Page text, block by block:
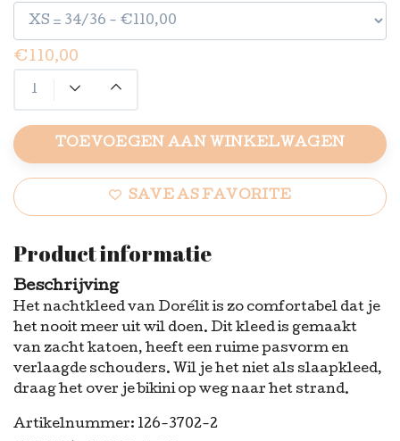
€110,00
TOEVOEGEN AAN WINKELWAGEN
SAVE AS FAVORITE
Product informatie
Beschrijving
Het nachtkleed van Dorélit is zo comfortabel dat je
het nooit meer uit wil doen. Dit kleed is gemaakt
van zacht katoen, heeft een ruime pasvorm en
verlaagde schouders. Wil je het niet als slaapkleed,
draag het over je bikini op weg naar het strand.
Artikelnummer: 126-3702-2